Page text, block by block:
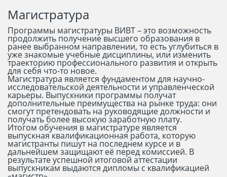
Магистратура
Программы магистратуры ВИВТ – это возможность
продолжить получение высшего образования в
ранее выбранном направлении, то есть углубиться в
уже знакомые учебные дисциплины, или изменить
траекторию профессионального развития и открыть
для себя что-то новое.
Магистратура является фундаментом для научно-
исследовательской деятельности и управленческой
карьеры. Выпускники программы получат
дополнительные преимущества на рынке труда: они
смогут претендовать на руководящие должности и
получать более высокую заработную плату.
Итогом обучения в магистратуре является
выпускная квалификационная работа, которую
магистранты пишут на последнем курсе и в
дальнейшем защищают её перед комиссией. В
результате успешной итоговой аттестации
выпускникам выдаются дипломы с квалификацией